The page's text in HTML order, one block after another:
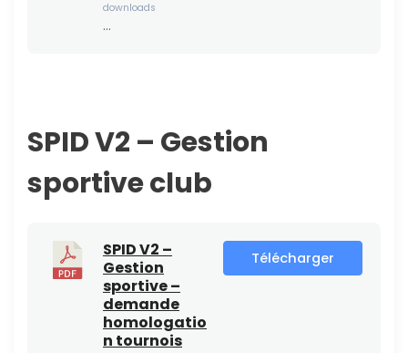
downloads
…
SPID V2 – Gestion
sportive club
SPID V2 –
Gestion
sportive –
demande
homologatio
n tournois
Télécharger